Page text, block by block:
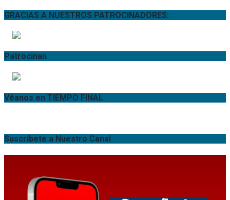
GRACIAS A NUESTROS PATROCINADORES:
Patrocinan
Véanos en TIEMPO FINAL
Suscríbete a Nuestro Canal